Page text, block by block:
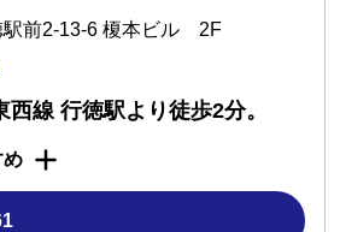
駅前2-13-6 榎本ビル 2F
西線 行徳駅より徒歩2分。
め